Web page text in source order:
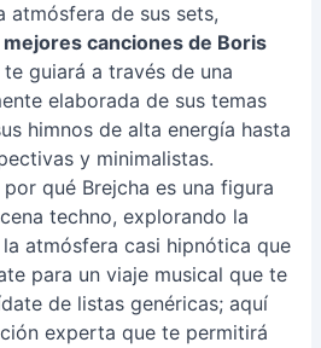
atmósfera de sus sets,
mejores canciones de Boris
guiará a través de una
elaborada de sus temas
himnos de alta energía hasta
y minimalistas.
qué Brejcha es una figura
techno, explorando la
atmósfera casi hipnótica que
para un viaje musical que te
de listas genéricas; aquí
experta que te permitirá